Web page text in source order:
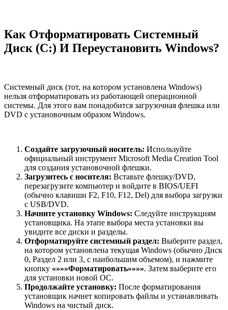
Как Отформатировать Системный
Диск (C:) И Переустановить Windows?
Системный диск (тот, на котором установлена Windows)
нельзя отформатировать из работающей операционной
системы. Для этого вам понадобится загрузочная флешка или
DVD с установочным образом Windows.
Создайте загрузочный носитель: Используйте
официальный инструмент Microsoft Media Creation Tool
для создания установочной флешки.
Загрузитесь с носителя: Вставьте флешку/DVD,
перезагрузите компьютер и войдите в BIOS/UEFI
(обычно клавиши F2, F10, F12, Del) для выбора загрузки
с USB/DVD.
Начните установку Windows: Следуйте инструкциям
установщика. На этапе выбора места установки вы
увидите все диски и разделы.
Отформатируйте системный раздел: Выберите раздел,
на котором установлена текущая Windows (обычно Диск
0, Раздел 2 или 3, с наибольшим объемом), и нажмите
кнопку «»»»Форматировать»»»». Затем выберите его
для установки новой ОС.
Продолжайте установку: После форматирования
установщик начнет копировать файлы и устанавливать
Windows на чистый диск.